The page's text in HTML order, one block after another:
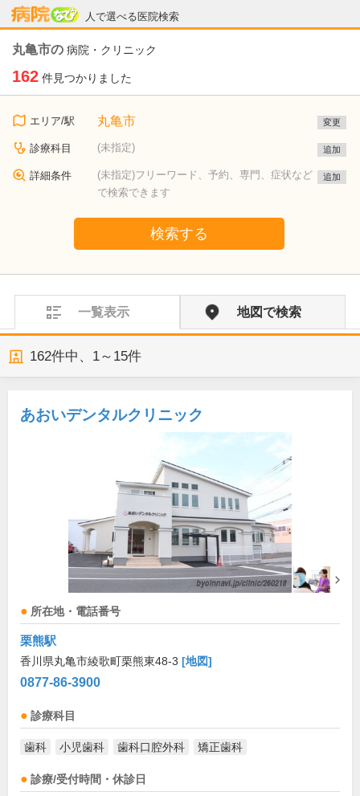
人で選べる医院検索
病院なび
丸亀市の 病院・クリニック
162 件見つかりました
エリア/駅 丸亀市 変更
診療科目 (未指定) 追加
詳細条件
(未指定)フリーワード、予約、専門、症状など
で検索できます
追加
検索する
一覧表示 地図で検索
162件中、 1～15件
あおいデンタルクリニック
所在地・電話番号
栗熊駅
香川県丸亀市綾歌町栗熊東48-3 [地図]
0877-86-3900
診療科目
歯科 小児歯科 歯科口腔外科 矯正歯科
診療/受付時間・休診日